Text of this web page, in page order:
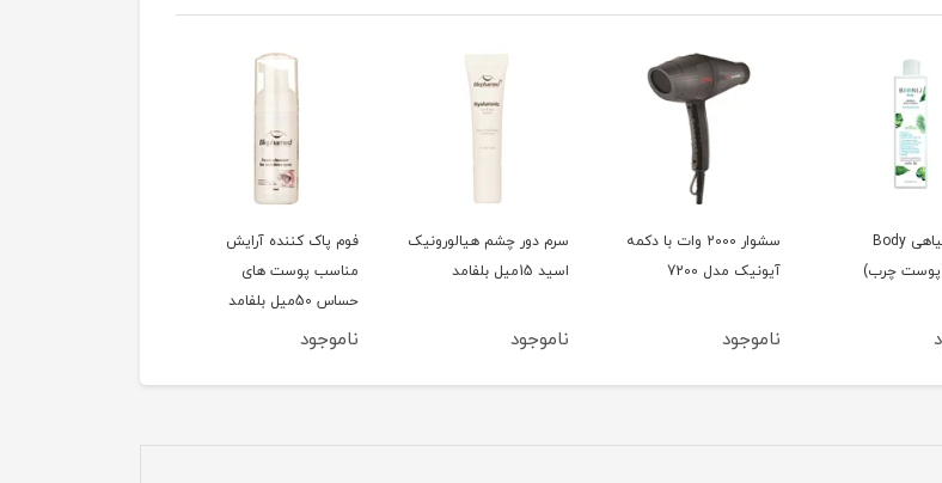
شامپو گیاهی Body
(پوست چرب)
سشوار 2000 وات با دکمه
آیونیک مدل 7200
ناموجود
سرم دور چشم هیالورونیک
اسید 15میل بلفامد
ناموجود
فوم پاک کننده آرایش
مناسب پوست های
حساس 50میل بلفامد
ناموجود